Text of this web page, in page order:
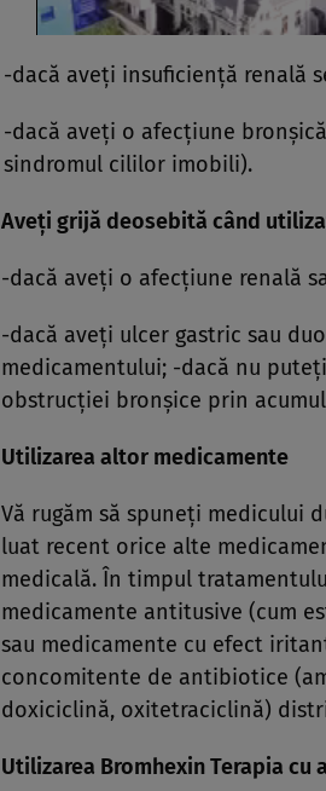
-dacă aveţi insuficienţă renală
-dacă aveţi o afecţiune
sindromul cililor imobili).
Aveţi grijă deosebită când
-dacă aveţi o afecţiune renală
-dacă aveţi ulcer gastric sau
medicamentului; -dacă nu
obstrucţiei bronşice prin
Utilizarea altor medicamente
Vă rugăm să spuneţi medicului
luat recent orice alte
medicală. În timpul
medicamente antitusive (cum
sau medicamente cu efect
concomitente de antibiotice
doxiciclină, oxitetraciclină)
Utilizarea Bromhexin Terapia cu